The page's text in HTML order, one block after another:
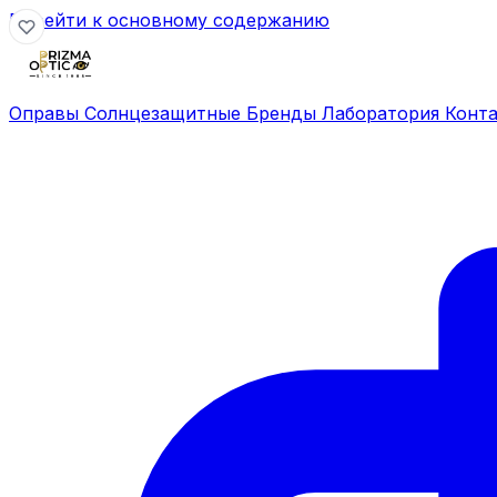
Перейти к основному содержанию
Оправы Солнцезащитные Бренды Лаборатория